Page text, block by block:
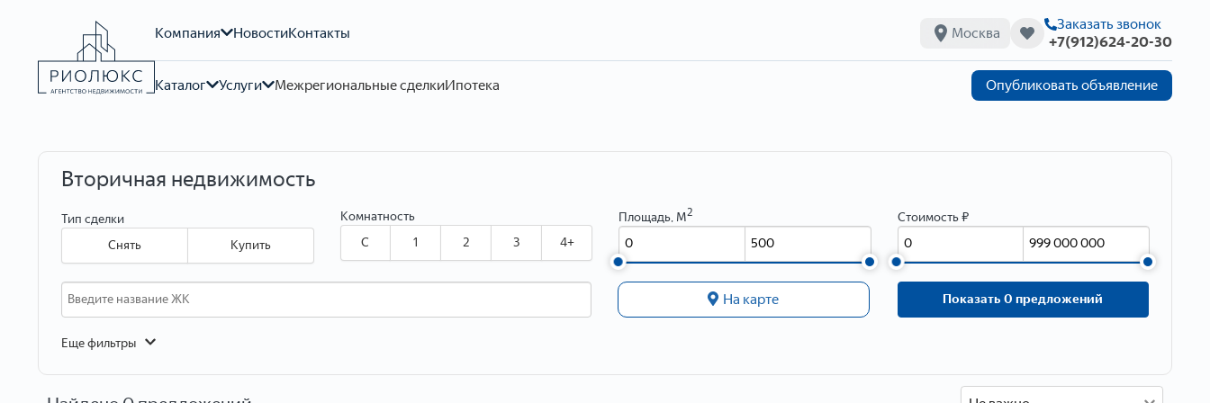
Компания НовостиКонтакты Москва
Заказать звонок
+7(912)624-20-30
Каталог Услуги Межрегиональные сделкиИпотека Опубликовать объявление
Вторичная недвижимость
Тип сделки
Снять
Купить
Комнатность
C
1 2 3 4+
Площадь, М2 Стоимость ₽
На карте Показать 0 предложений
Еще фильтры